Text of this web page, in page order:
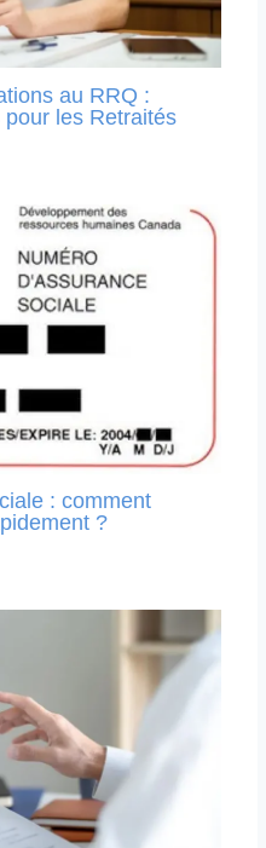
au RRQ :
les Retraités
: comment
?